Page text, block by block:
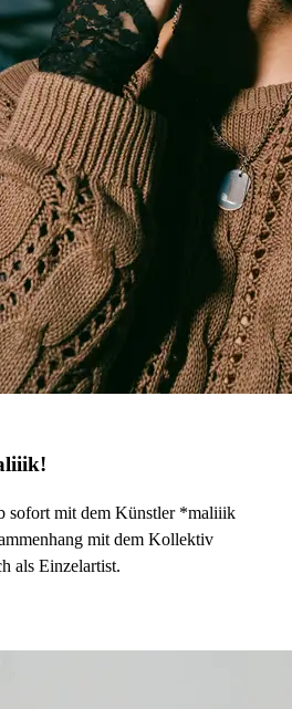
sofort mit dem Künstler *maliiik
mit dem Kollektiv
als Einzelartist.